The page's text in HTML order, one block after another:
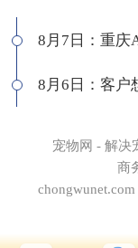
宠物网 - 解决
商